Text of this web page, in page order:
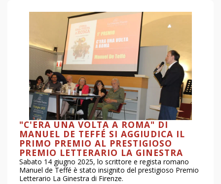
"C'ERA UNA VOLTA A ROMA" DI
MANUEL DE TEFFÉ SI AGGIUDICA IL
PRIMO PREMIO AL PRESTIGIOSO
PREMIO LETTERARIO LA GINESTRA
Sabato 14 giugno 2025, lo scrittore e regista romano
Manuel de Teffé è stato insignito del prestigioso Premio
Letterario La Ginestra di Firenze.